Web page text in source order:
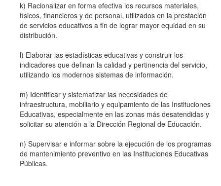
k) Racionalizar en forma efectiva los recursos materiales,
físicos, financieros y de personal, utilizados en la prestación
de servicios educativos a fin de lograr mayor equidad en su
distribución.
l) Elaborar las estadísticas educativas y construir los
indicadores que definan la calidad y pertinencia del servicio,
utilizando los modernos sistemas de información.
m) Identificar y sistematizar las necesidades de
infraestructura, mobiliario y equipamiento de las Instituciones
Educativas, especialmente en las zonas más desatendidas y
solicitar su atención a la Dirección Regional de Educación.
n) Supervisar e informar sobre la ejecución de los programas
de mantenimiento preventivo en las Instituciones Educativas
Públicas.